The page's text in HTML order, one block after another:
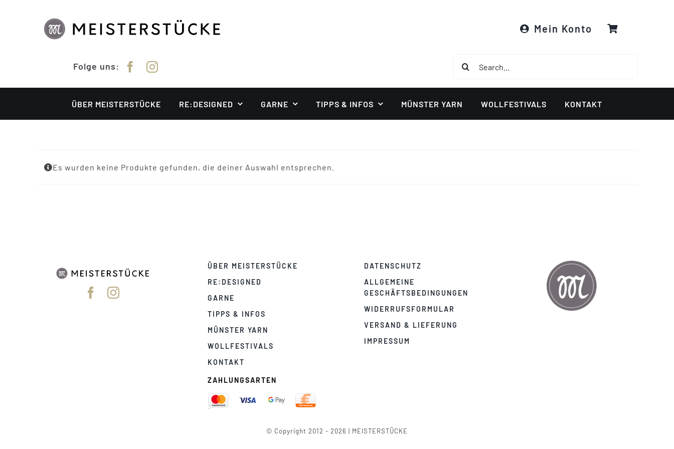
Mein Konto
Folge uns:
ÜBER MEISTERSTÜCKE RE:DESIGNED GARNE TIPPS & INFOS MÜNSTER YARN WOLLFESTIVALS KONTAKT
Es wurden keine Produkte gefunden, die deiner Auswahl entsprechen.
ÜBER MEISTERSTÜCKE
RE:DESIGNED
GARNE
TIPPS & INFOS
MÜNSTER YARN
WOLLFESTIVALS
KONTAKT
ZAHLUNGSARTEN
DATENSCHUTZ
ALLGEMEINE
GESCHÄFTSBEDINGUNGEN
WIDERRUFSFORMULAR
VERSAND & LIEFERUNG
IMPRESSUM
© Copyright 2012 - 2026 | MEISTERSTÜCKE